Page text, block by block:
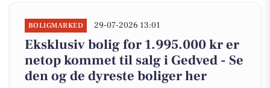
BOLIGMARKED 29-07-2026 13:01
Eksklusiv bolig for 1.995.000 kr er
netop kommet til salg i Gedved - Se
den og de dyreste boliger her